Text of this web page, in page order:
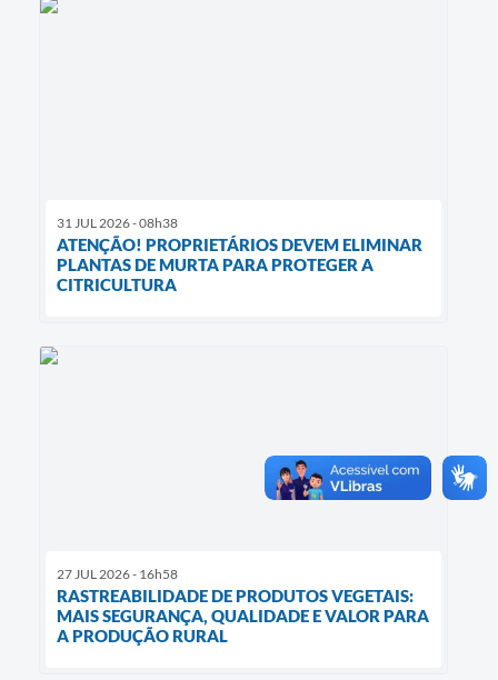
31 JUL 2026 - 08h38
ATENÇÃO! PROPRIETÁRIOS DEVEM ELIMINAR
PLANTAS DE MURTA PARA PROTEGER A
CITRICULTURA
27 JUL 2026 - 16h58
RASTREABILIDADE DE PRODUTOS VEGETAIS:
MAIS SEGURANÇA, QUALIDADE E VALOR PARA
A PRODUÇÃO RURAL